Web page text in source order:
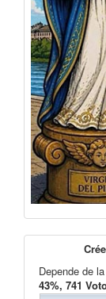
Depende de
43%, 741